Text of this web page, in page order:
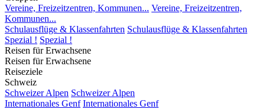
Vereine, Freizeitzentren, Kommunen... Vereine, Freizeitzentren,
Kommunen...
Schulausflüge & Klassenfahrten Schulausflüge & Klassenfahrten
Spezial ! Spezial !
Reisen für Erwachsene
Reisen für Erwachsene
Reiseziele
Schweiz
Schweizer Alpen Schweizer Alpen
Internationales Genf Internationales Genf